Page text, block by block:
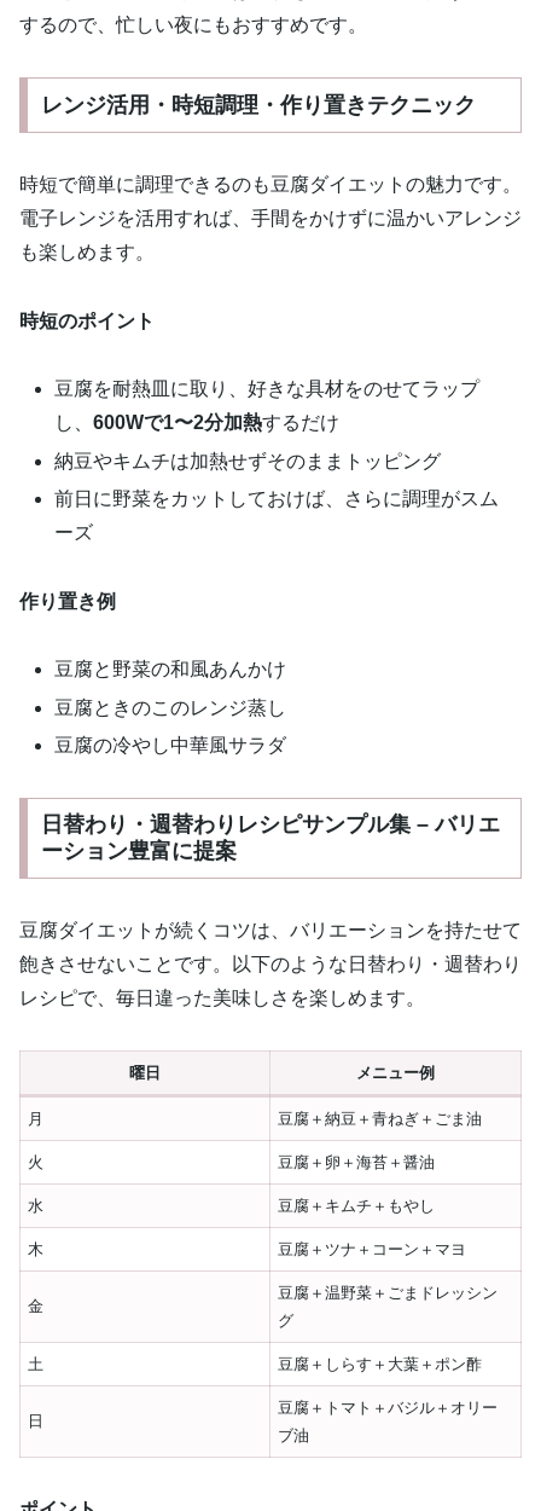
するので、忙しい夜にもおすすめです。
レンジ活用・時短調理・作り置きテクニック
時短で簡単に調理できるのも豆腐ダイエットの魅力です。
電子レンジを活用すれば、手間をかけずに温かいアレンジ
も楽しめます。
時短のポイント
豆腐を耐熱皿に取り、好きな具材をのせてラップ
し、600Wで1〜2分加熱するだけ
納豆やキムチは加熱せずそのままトッピング
前日に野菜をカットしておけば、さらに調理がスム
ーズ
作り置き例
豆腐と野菜の和風あんかけ
豆腐ときのこのレンジ蒸し
豆腐の冷やし中華風サラダ
日替わり・週替わりレシピサンプル集 – バリエ
ーション豊富に提案
豆腐ダイエットが続くコツは、バリエーションを持たせて
飽きさせないことです。以下のような日替わり・週替わり
レシピで、毎日違った美味しさを楽しめます。
曜日 メニュー例
月 豆腐＋納豆＋青ねぎ＋ごま油
火 豆腐＋卵＋海苔＋醤油
水 豆腐＋キムチ＋もやし
木 豆腐＋ツナ＋コーン＋マヨ
金
豆腐＋温野菜＋ごまドレッシン
グ
土 豆腐＋しらす＋大葉＋ポン酢
日
豆腐＋トマト＋バジル＋オリー
ブ油